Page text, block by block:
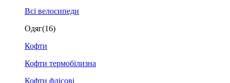
Всі велосипеди
Одяг(16)
Кофти
Кофти термобілизна
Кофти флісові